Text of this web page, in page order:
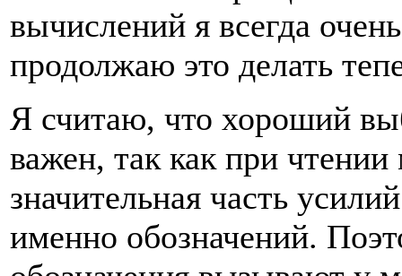
вычислений я всегда
продолжаю это делать
Я считаю, что хороший
важен, так как при
значительная часть
именно обозначений.